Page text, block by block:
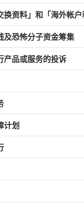
换资料」和「海外帐户
及恐怖分子资金筹集
产品或服务的投诉
计划